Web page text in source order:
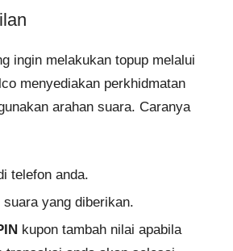
ingin melakukan topup melalui
menyediakan perkhidmatan
arahan suara. Caranya
telefon anda.
yang diberikan.
kupon tambah nilai apabila